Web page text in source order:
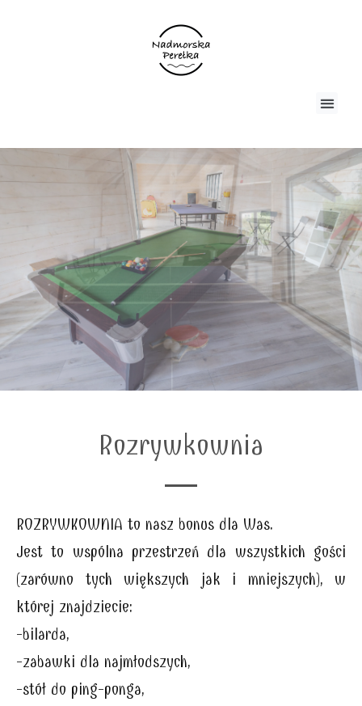
Rozrywkownia
ROZRYWKOWNIA to nasz bonus dla Was.
Jest to wspólna przestrzeń dla wszystkich gości
(zarówno tych większych jak i mniejszych), w
której znajdziecie:
-bilarda,
-zabawki dla najmłodszych,
-stół do ping-ponga,